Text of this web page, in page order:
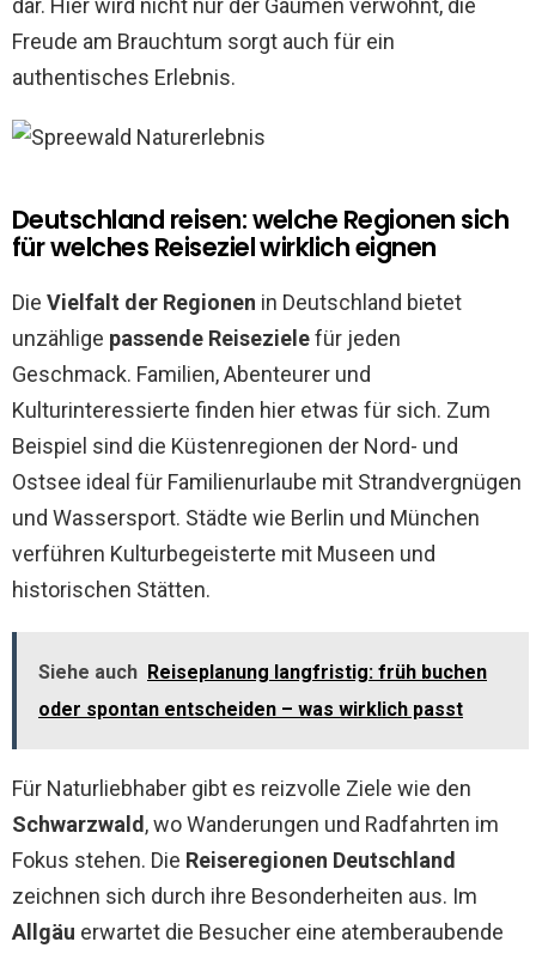
dar. Hier wird nicht nur der Gaumen verwöhnt, die
Freude am Brauchtum sorgt auch für ein
authentisches Erlebnis.
Deutschland reisen: welche Regionen sich
für welches Reiseziel wirklich eignen
Die Vielfalt der Regionen in Deutschland bietet
unzählige passende Reisezielefür jeden
Geschmack. Familien, Abenteurer und
Kulturinteressierte finden hier etwas für sich. Zum
Beispiel sind die Küstenregionen der Nord- und
Ostsee ideal für Familienurlaube mit Strandvergnügen
und Wassersport. Städte wie Berlin und München
verführen Kulturbegeisterte mit Museen und
historischen Stätten.
Siehe auch Reiseplanung langfristig: früh buchen
oder spontan entscheiden – was wirklich passt
Für Naturliebhaber gibt es reizvolle Ziele wie den
Schwarzwald , wo Wanderungen und Radfahrten im
Fokus stehen. Die Reiseregionen Deutschland
zeichnen sich durch ihre Besonderheiten aus. Im
Allgäu erwartet die Besucher eine atemberaubende